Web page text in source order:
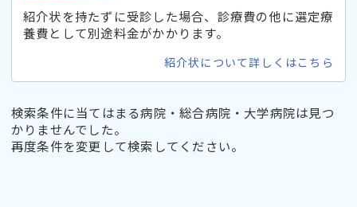
紹介状を持たずに受診した場合、診療費の他に選定療
養費として別途料金がかかります。
紹介状について詳しくはこちら
検索条件に当てはまる病院・総合病院・大学病院は見つ
かりませんでした。
再度条件を変更して検索してください。